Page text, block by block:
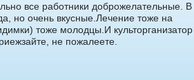
все работники доброжелательные. В
но очень вкусные.Лечение тоже на
тоже молодцы.И культорганизатор
не пожалеете.